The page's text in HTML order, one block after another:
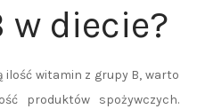
diecie?
ilość witamin z grupy B, warto
produktów spożywczych.